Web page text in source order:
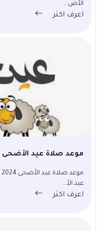
الأض...
اعرف اكثر
موعد صلاة عيد الأضحى 2024 في تلمسان | الجزائر
عيد الأ...
اعرف اكثر